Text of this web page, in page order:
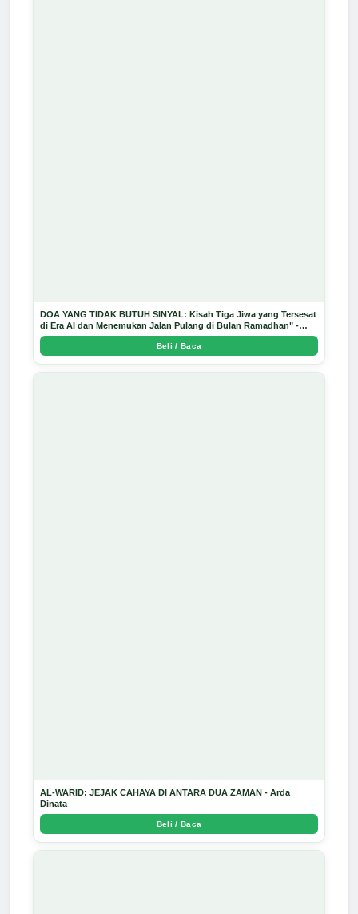
DOA YANG TIDAK BUTUH SINYAL: Kisah Tiga Jiwa yang Tersesat
di Era AI dan Menemukan Jalan Pulang di Bulan Ramadhan" -
Arda Dinata
Beli / Baca
AL-WARID: JEJAK CAHAYA DI ANTARA DUA ZAMAN - Arda
Dinata
Beli / Baca